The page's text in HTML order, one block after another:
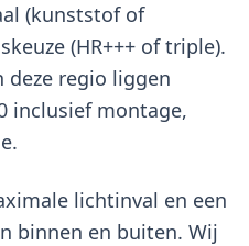
(kunststof of
(HR+++ of triple).
deze regio liggen
inclusief montage,
lichtinval en een
binnen en buiten. Wij